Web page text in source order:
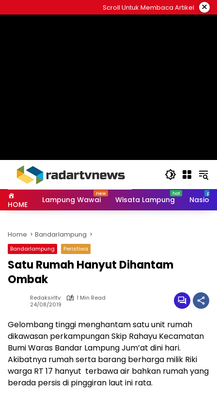
to
Scroll Untuk Membaca Artikel ×
HOME Lampung Wawai Wisata Lampung
Home Bandarlampung
Bandarlampung Peristiwa
Satu Rumah Hanyut Dihantam
Ombak
Redaksirltv
1 Min Read
24/08/2019
Gelombang tinggi menghantam satu unit rumah
dikawasan perkampungan Skip Rahayu Kecamatan
Bumi Waras Bandar Lampung Jum’at dini hari.
Akibatnya rumah serta barang berharga milik Riki
warga RT 17 hanyut terbawa air bahkan rumah yang
berada persis di pinggiran laut ini rata.